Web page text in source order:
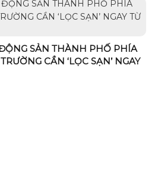
SẢN THÀNH PHỐ PHÍA
CẦN ‘LỌC SẠN’ NGAY